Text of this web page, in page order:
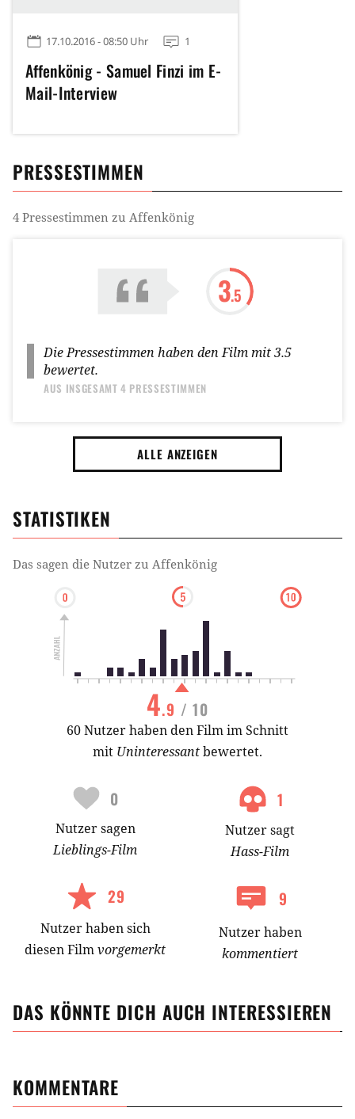
17.10.2016 - 08:50 Uhr 1
Affenkönig - Samuel Finzi im E-
Mail-Interview
PRESSESTIMMEN
4 Pressestimmen zu Affenkönig
3.5
Die Pressestimmen haben den Film mit3.5
bewertet.
AUS INSGESAMT4 PRESSESTIMMEN
ALLE ANZEIGEN
STATISTIKEN
Das sagen die Nutzer zu Affenkönig
4.9 / 10
60 Nutzer haben den Film im Schnitt
mit Uninteressantbewertet.
0
Nutzersagen
Lieblings-Film
1
Nutzersagt
Hass-Film
29
Nutzerhabensich
diesen Filmvorgemerkt
9
Nutzer haben
kommentiert
DAS KÖNNTE DICH AUCH INTERESSIEREN
KOMMENTARE